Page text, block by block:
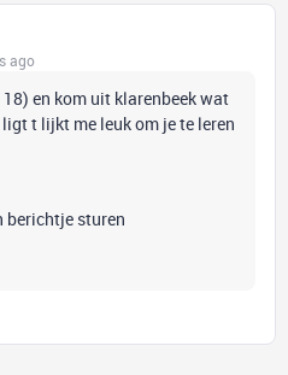
ago
en kom uit klarenbeek wat
t lijkt me leuk om je te leren
berichtje sturen